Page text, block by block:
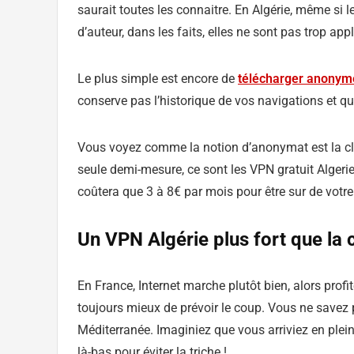
saurait toutes les connaitre. En Algérie, même si
d’auteur, dans les faits, elles ne sont pas trop
Le plus simple est encore de télécharger
conserve pas l’historique de vos navigations et
Vous voyez comme la notion d’anonymat est la
seule demi-mesure, ce sont les VPN gratuit
coûtera que 3 à 8€ par mois pour être sur de
Un VPN Algérie plus fort que
En France, Internet marche plutôt bien, alors
toujours mieux de prévoir le coup. Vous ne
Méditerranée. Imaginiez que vous arriviez en